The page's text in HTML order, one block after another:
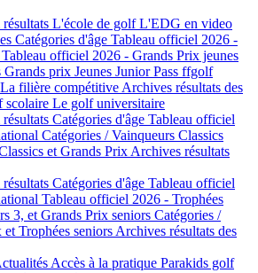
L'école de golfL'EDG en video
Catégories d'âge Tableau officiel 2026 -
Tableau officiel 2026 - Grands Prix jeunes
prix Jeunes Junior Pass ffgolf
La filière compétitive Archives résultats des
scolaire Le golf universitaire
Catégories d'âge Tableau officiel
Catégories / Vainqueurs Classics
et Grands Prix Archives résultats
Catégories d'âge Tableau officiel
Tableau officiel 2026 - Trophées
3, et Grands Prix seniors Catégories /
Trophées seniors Archives résultats des
Accès à la pratique Parakids golf